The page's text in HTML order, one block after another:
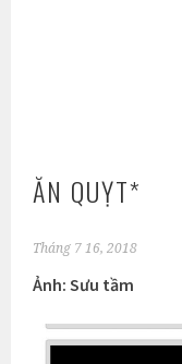
ĂN QUỴT*
Tháng 7 16, 2018
Ảnh: Sưu tầm